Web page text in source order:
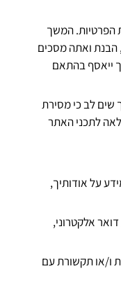
הפרטיות. המשך
ואתה מסכים
ייאסף בהתאם
שים לב כי מסירת
לתכני האתר
על אודותיך,
אלקטרוני,
ו/או תקשורת עם